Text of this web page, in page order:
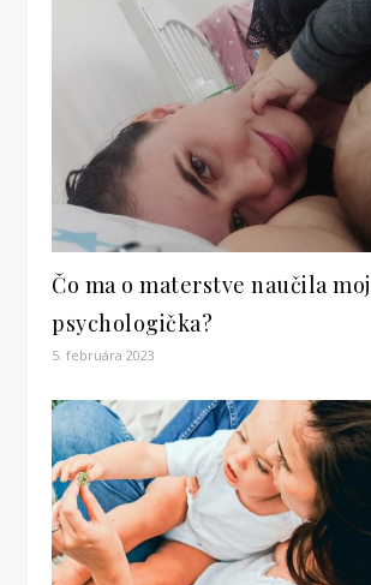
Čo ma o materstve naučila
psychologička?
5. februára 2023